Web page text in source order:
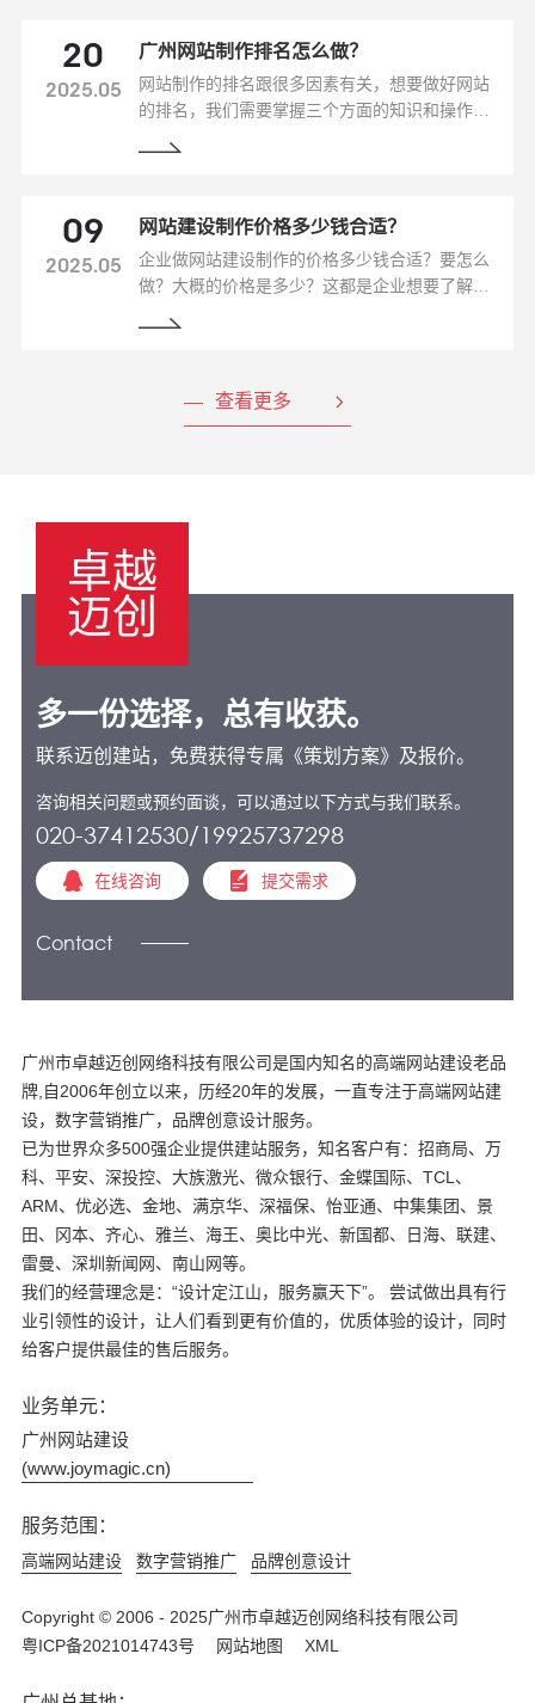
20
2025.05
广州网站制作排名怎么做？
网站制作的排名跟很多因素有关，想要做好网站
的排名，我们需要掌握三个方面的知识和操作技
09
2025.05
网站建设制作价格多少钱合适？
企业做网站建设制作的价格多少钱合适？要怎么
做？大概的价格是多少？这都是企业想要了解的
查看更多
卓越
迈创
多一份选择，总有收获。
联系迈创建站，免费获得专属《策划方案》及报价。
咨询相关问题或预约面谈，可以通过以下方式与我们联系。
020-37412530/19925737298
在线咨询 提交需求
Contact
广州市卓越迈创网络科技有限公司是国内知名的高端网站建设老品
牌,自2006年创立以来，历经20年的发展，一直专注于高端网站建
设，数字营销推广，品牌创意设计服务。
已为世界众多500强企业提供建站服务，知名客户有：招商局、万
科、平安、深投控、大族激光、微众银行、金蝶国际、TCL、
ARM、优必选、金地、满京华、深福保、怡亚通、中集集团、景
田、冈本、齐心、雅兰、海王、奥比中光、新国都、日海、联建、
雷曼、深圳新闻网、南山网等。
我们的经营理念是：“设计定江山，服务赢天下”。 尝试做出具有行
业引领性的设计，让人们看到更有价值的，优质体验的设计，同时
给客户提供最佳的售后服务。
业务单元：
广州网站建设
(www.joymagic.cn)
服务范围：
高端网站建设 数字营销推广 品牌创意设计
Copyright © 2006 - 2025广州市卓越迈创网络科技有限公司
粤ICP备2021014743号
网站地图 XML